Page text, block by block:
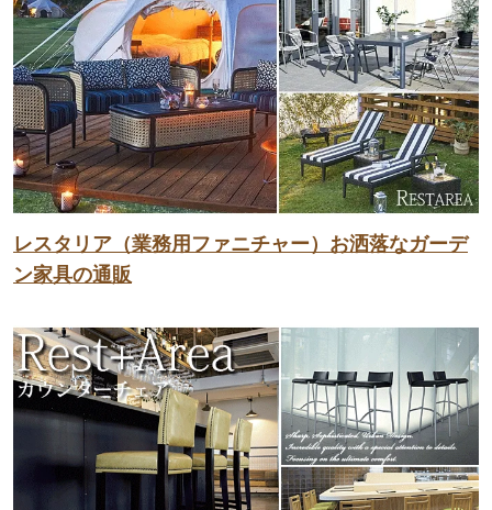
レスタリア（業務用ファニチャー）お洒落なガーデ
ン家具の通販